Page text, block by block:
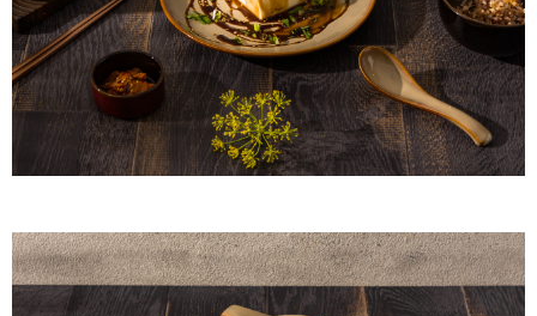
３．未成年的使用者請事先徵得法定代理人或監護人之同意方可使用
「AFTEE先享後付」，若未經同意申辦者引起之損失，本公司不負相關責
任。
４．使用「AFTEE先享後付」時，將依據個別帳號之用戶狀況，依本公司即
時審查核予不同之上限額度；若仍有額度不足之情形，本公司將視審查結果
請求用戶進行身份認證。
５．嚴禁一人註冊多個帳號或使用他人資訊註冊。若發現惡意使用之情形，
恩沛科技股份有限公司將有權停止該用戶之使用額度並採取法律行動。